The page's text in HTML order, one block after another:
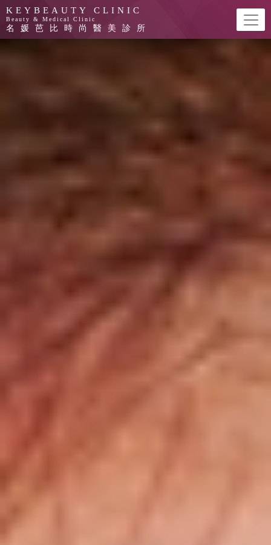
艾麗斯聚雙旋乳酸
KEYBEAUTY CLINIC
Beauty & Medical Clinic
名媛芭比時尚醫美診所